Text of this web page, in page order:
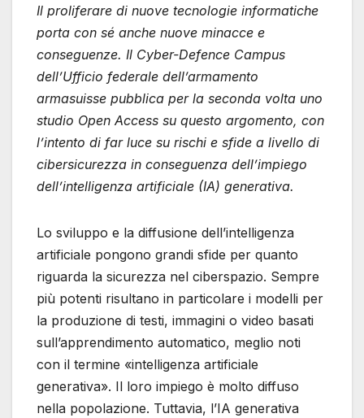
Il proliferare di nuove tecnologie informatiche
porta con sé anche nuove minacce e
conseguenze. Il Cyber-Defence Campus
dell’Ufficio federale dell’armamento
armasuisse pubblica per la seconda volta uno
studio Open Access su questo argomento, con
l’intento di far luce su rischi e sfide a livello di
cibersicurezza in conseguenza dell’impiego
dell’intelligenza artificiale (IA) generativa.
Lo sviluppo e la diffusione dell’intelligenza
artificiale pongono grandi sfide per quanto
riguarda la sicurezza nel ciberspazio. Sempre
più potenti risultano in particolare i modelli per
la produzione di testi, immagini o video basati
sull’apprendimento automatico, meglio noti
con il termine «intelligenza artificiale
generativa». Il loro impiego è molto diffuso
nella popolazione. Tuttavia, l’IA generativa